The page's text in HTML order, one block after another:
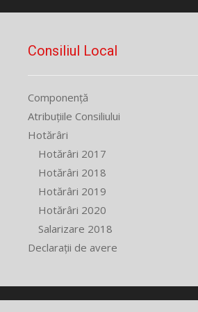
Consiliul Local
Componență
Atribuțiile Consiliului
Hotărâri
Hotărâri 2017
Hotărâri 2018
Hotărâri 2019
Hotărâri 2020
Salarizare 2018
Declarații de avere